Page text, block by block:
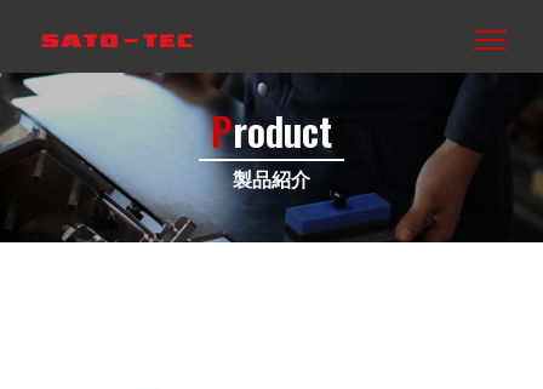
Product
製品紹介